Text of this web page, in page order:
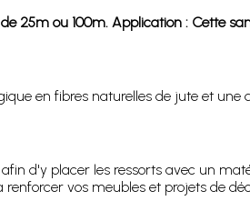
25m ou 100m. Application : Cette
en fibres naturelles de jute et
d'y placer les ressorts avec un
vos meubles et projets de